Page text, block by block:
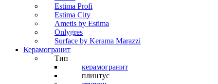
Estima Profi
Estima City
Ametis by Estima
Onlygres
Surface by Kerama Marazzi
Керамогранит
Тип
керамогранит
плинтус